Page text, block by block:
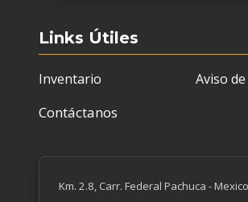
Links Útiles
Inventario
Contáctanos
Aviso
Km. 2.8, Carr. Federal Pachuca -